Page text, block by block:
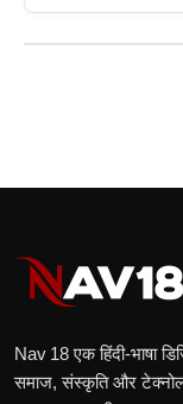
Nav 18 एक हिंदी‑भाषा
समाज, संस्कृति और